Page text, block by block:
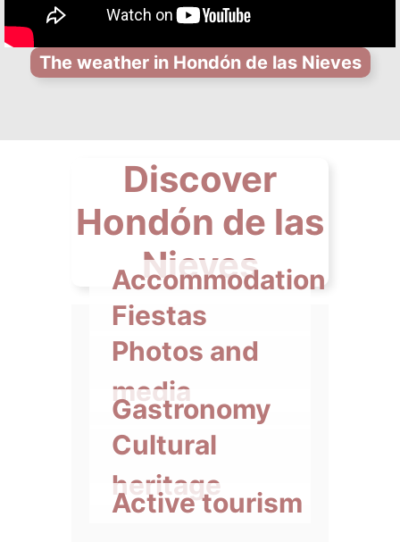
The weather in Hondón de las Nieves
Discover
Hondón de las
Nieves
Accommodation
Fiestas
Photos and
media
Gastronomy
Cultural
heritage
Active tourism